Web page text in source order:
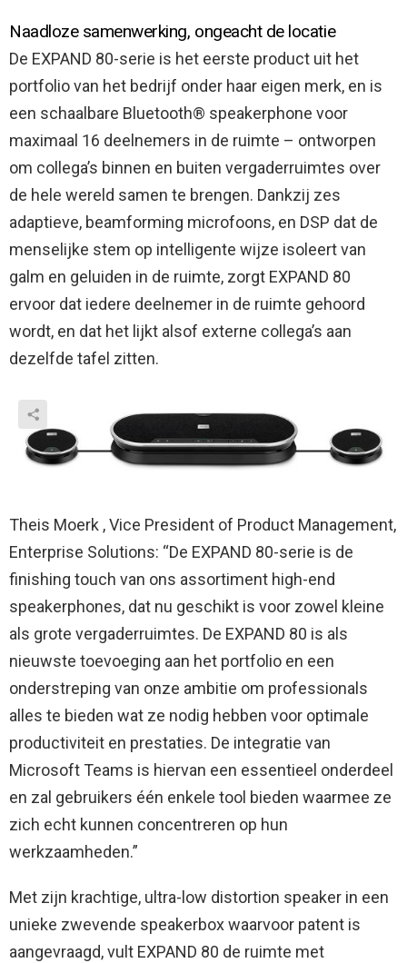
Naadloze samenwerking, ongeacht de locatie
De EXPAND 80-serie is het eerste product uit het
portfolio van het bedrijf onder haar eigen merk, en is
een schaalbare Bluetooth® speakerphone voor
maximaal 16 deelnemers in de ruimte – ontworpen
om collega’s binnen en buiten vergaderruimtes over
de hele wereld samen te brengen. Dankzij zes
adaptieve, beamforming microfoons, en DSP dat de
menselijke stem op intelligente wijze isoleert van
galm en geluiden in de ruimte, zorgt EXPAND 80
ervoor dat iedere deelnemer in de ruimte gehoord
wordt, en dat het lijkt alsof externe collega’s aan
dezelfde tafel zitten.
Theis Moerk , Vice President of Product Management,
Enterprise Solutions: “De EXPAND 80-serie is de
finishing touch van ons assortiment high-end
speakerphones, dat nu geschikt is voor zowel kleine
als grote vergaderruimtes. De EXPAND 80 is als
nieuwste toevoeging aan het portfolio en een
onderstreping van onze ambitie om professionals
alles te bieden wat ze nodig hebben voor optimale
productiviteit en prestaties. De integratie van
Microsoft Teams is hiervan een essentieel onderdeel
en zal gebruikers één enkele tool bieden waarmee ze
zich echt kunnen concentreren op hun
werkzaamheden.”
Met zijn krachtige, ultra-low distortion speaker in een
unieke zwevende speakerbox waarvoor patent is
aangevraagd, vult EXPAND 80 de ruimte met